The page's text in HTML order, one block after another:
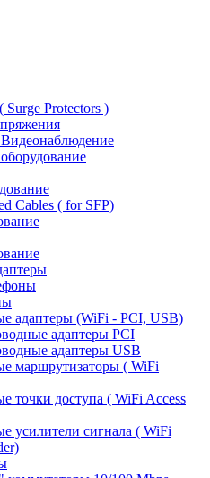
Protectors )
Cables ( for SFP)
адаптеры (WiFi - PCI, USB)
адаптеры PCI
адаптеры USB
маршрутизаторы ( WiFi
точки доступа ( WiFi Access
усилители сигнала ( WiFi